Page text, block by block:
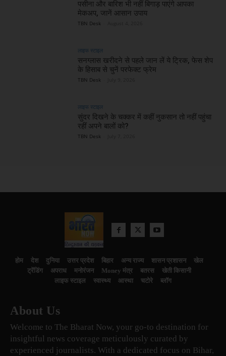
पसीना और बारिश भी नहीं बिगाड़ पाएंगे आपका
मेकअप, जानें आसान उपाय
TBN Desk
लाइफ स्टाइल
सनग्लास खरीदने से पहले जान लें ये ट्रिक, फेस शेप
के हिसाब से चुनें परफेक्ट फ्रेम
TBN Desk
लाइफ स्टाइल
सुंदर दिखने के चक्कर में कहीं नुकसान तो नहीं पहुंचा
रहीं अपने बालों को?
TBN Desk
होम देश दुनिया उत्तर प्रदेश बिहार अन्य राज्य शासन प्रशासन
खेल
ट्रेंडिंग
अपराध मनोरंजन Money मंत्र बतरस
खेती किसानी
लाइफ स्टाइल
स्वास्थ्य आस्था चटोरे ब्लॉग
About Us
Welcome to The Bharat Now, your go-to destination for
insightful news coverage meticulously curated by
experienced journalists. With a dedicated focus on Bihar,